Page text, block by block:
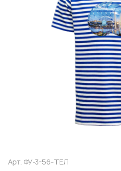
Арт. ФУ-3-56-ТЕЛ